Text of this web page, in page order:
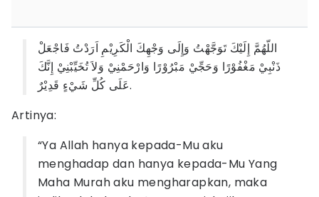
اللّهُمَّ إِلَيْكَ تَوَجَّهْتُ وَإِلَى وَجْهِكَ الْكَرِيْمِ اَرَدْتُ فَاجْعَلْ
ذَنْبِيْ مَغْفُوْرًا وَحَجِّيْ مَبْرُوْرًا وَارْحَمْنِيْ وَلاَ تُخَيِّبْنِيْ إِنَّكَ
عَلَى كُلِّ شَيْءٍ قَدِيْرٌ.
Artinya:
“Ya Allah hanya kepada-Mu aku
menghadap dan hanya kepada-Mu Yang
Maha Murah aku mengharapkan, maka